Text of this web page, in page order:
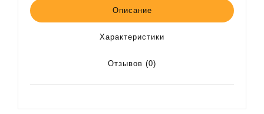
Описание
Характеристики
Отзывов (0)